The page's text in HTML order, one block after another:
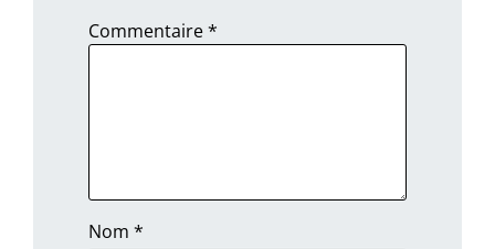
Commentaire*
Nom*